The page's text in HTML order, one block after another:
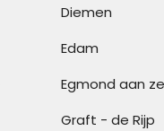
Diemen
Edam
Egmond aan
Graft - de Rijp